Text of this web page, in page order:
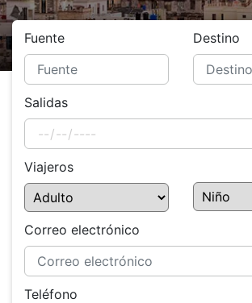
Fuente Destino
Salidas
Viajeros
Correo electrónico
Teléfono